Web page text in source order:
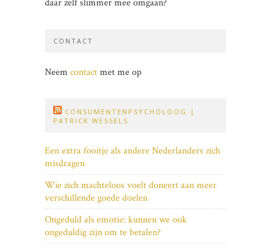
daar zelf slimmer mee omgaan?
CONTACT
Neem contactmet me op
CONSUMENTENPSYCHOLOOG |
PATRICK WESSELS
Een extra fooitje als andere Nederlanders zich
misdragen
Wie zich machteloos voelt doneert aan meer
verschillende goede doelen
Ongeduld als emotie: kunnen we ook
ongeduldig zijn om te betalen?